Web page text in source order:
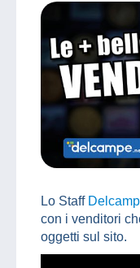
Lo Staff
con i venditori
oggetti sul sito.